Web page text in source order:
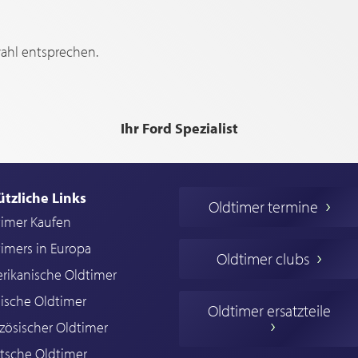
entsprechen.
Ihr Ford Spezialist
Links
Kaufen
in Europa
Oldtimer
Oldtimer
Oldtimer
Oldtimer
Oldtimer termine
Oldtimer clubs
Oldtimer ersatzteile